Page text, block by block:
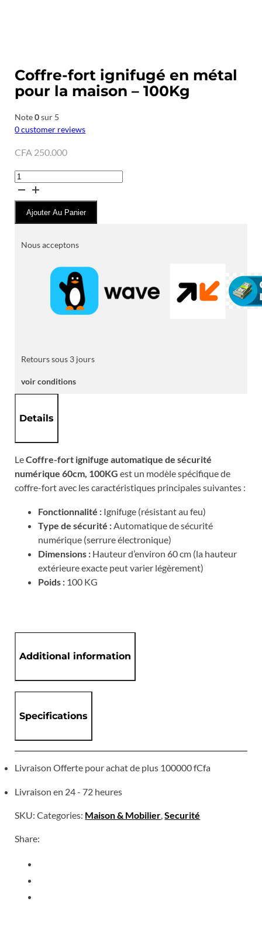
Coffre-fort ignifugé en métal
pour la maison – 100Kg
Note0sur 5
0customer reviews
CFA 250.000
quantité
de
Coffre-
fort
en
Ajouter Au Panier
Nous acceptons
Retours sous 3 jours
voir conditions
Details
LeCoffre-fort ignifuge automatique de sécurité
numérique 60cm, 100KG est un modèle spécifique de
coffre-fort avec les caractéristiques principales suivantes :
Fonctionnalité : Ignifuge (résistant au feu)
Type de sécurité : Automatique de sécurité
numérique (serrure électronique)
Dimensions : Hauteur d’environ 60 cm (la hauteur
extérieure exacte peut varier légèrement)
Poids : 100 KG
Additional information
Specifications
Livraison Offerte pour achat de plus 100000 fCfa
Livraison en 24 - 72 heures
SKU:Categories: Maison & Mobilier,Securité
Share: